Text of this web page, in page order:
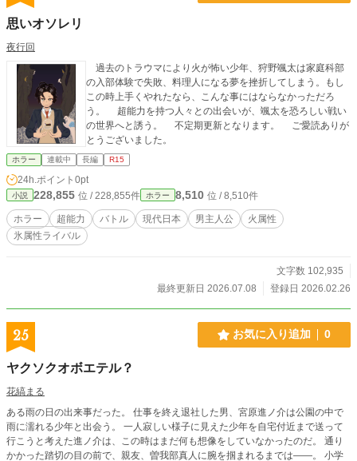
思いオソレリ
夜行回
過去のトラウマにより火が怖い少年、狩野颯太は家庭科部
の入部体験で失敗、料理人になる夢を挫折してしまう。もし
この時上手くやれたなら、こんな事にはならなかっただろ
う。 超能力を持つ人々との出会いが、颯太を恐ろしい戦い
の世界へと誘う。 不定期更新となります。 ご愛読ありが
とうございました。
ホラー 連載中 長編 R15
24h.ポイント 0pt
小説 228,855 位 / 228,855件 ホラー 8,510 位 / 8,510件
ホラー 超能力 バトル 現代日本 男主人公
火属性
氷属性ライバル
文字数 102,935
最終更新日 2026.07.08
登録日 2026.02.26
25 お気に入り追加 0
ヤクソクオボエテル？
花縞まる
ある雨の日の出来事だった。 仕事を終え退社した男、宮原進ノ介は公園の中で
雨に濡れる少年と出会う。 一人寂しい様子に見えた少年を自宅付近まで送って
行こうと考えた進ノ介は、この時はまだ何も想像をしていなかったのだ。 通り
かかった踏切の目の前で、親友、曽我部真人に腕を掴まれるまでは――。 小学